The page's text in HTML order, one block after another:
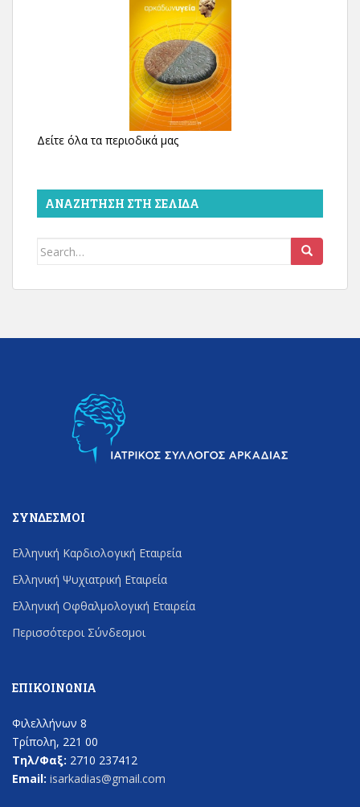
Δείτε όλα τα περιοδικά μας
ΑΝΑΖΉΤΗΣΗ ΣΤΗ ΣΕΛΊΔΑ
Search
ΣΎΝΔΕΣΜΟΙ
Ελληνική Καρδιολογική Εταιρεία
Ελληνική Ψυχιατρική Εταιρεία
Ελληνική Οφθαλμολογική Εταιρεία
Περισσότεροι Σύνδεσμοι
ΕΠΙΚΟΙΝΩΝΊΑ
Φιλελλήνων 8
Τρίπολη, 221 00
Τηλ/Φαξ: 2710 237412
Email: isarkadias@gmail.com